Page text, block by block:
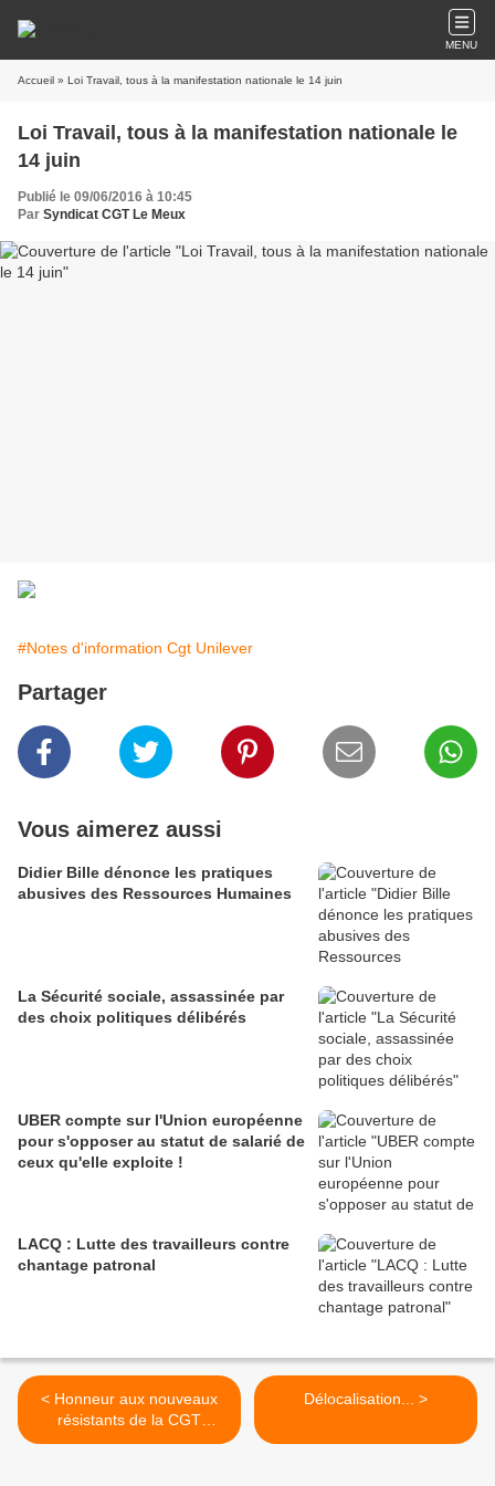
MENU
Accueil » Loi Travail, tous à la manifestation nationale le 14 juin
Loi Travail, tous à la manifestation nationale le
14 juin
Publié le 09/06/2016 à 10:45
Par Syndicat CGT Le Meux
#Notes d'information Cgt Unilever
Partager
Vous aimerez aussi
Didier Bille dénonce les pratiques
abusives des Ressources Humaines
La Sécurité sociale, assassinée par
des choix politiques délibérés
UBER compte sur l'Union européenne
pour s'opposer au statut de salarié de
ceux qu'elle exploite !
LACQ : Lutte des travailleurs contre
chantage patronal
< Honneur aux nouveaux
résistants de la CGT
ouvrière !
Délocalisation... >